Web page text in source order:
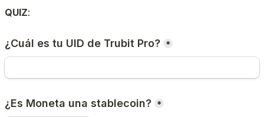
QUIZ:
¿Cuál es tu UID de Trubit Pro? *
¿Es Moneta una stablecoin? *